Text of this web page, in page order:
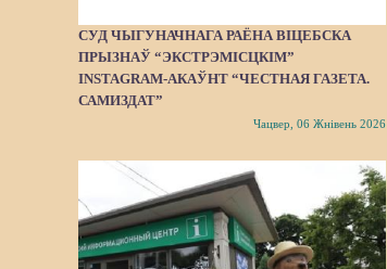
СУД ЧЫГУНАЧНАГА РАЁНА ВІЦЕБСКА
ПРЫЗНАЎ “ЭКСТРЭМІСЦКІМ”
INSTAGRAM-АКАЎНТ “ЧЕСТНАЯ ГАЗЕТА.
САМИЗДАТ”
Чацвер, 06 Жнівень 2026